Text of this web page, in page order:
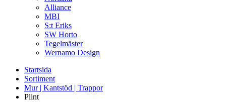
Alliance
MBI
S:t Eriks
SW Horto
Tegelmäster
Wernamo Design
Startsida
Sortiment
Mur | Kantstöd | Trappor
Plint